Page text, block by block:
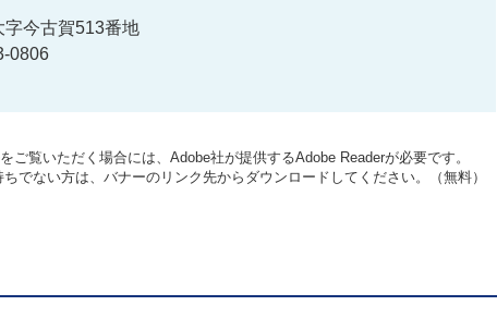
今古賀513番地
0806
ご覧いただく場合には、Adobe社が提供するAdobe Readerが必要です。
でない方は、バナーのリンク先からダウンロードしてください。（無料）